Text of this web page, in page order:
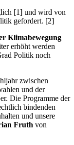
[1] und wird von
gefordert. [2]
Klimabewegung
erhöht werden
Politik noch
zwischen
und der
Die Programme der
bindenden
und unsere
Fruth von